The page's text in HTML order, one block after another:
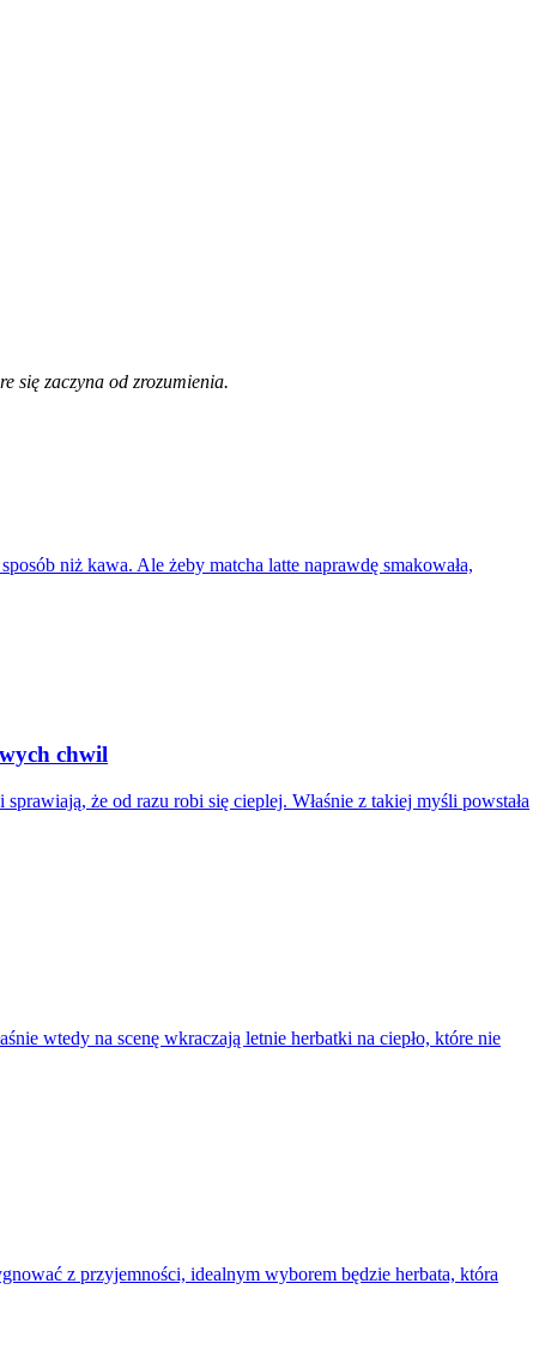
się zaczyna od zrozumienia.
niż kawa. Ale żeby matcha latte naprawdę smakowała,
chwil
że od razu robi się cieplej. Właśnie z takiej myśli powstała
wtedy na scenę wkraczają letnie herbatki na ciepło, które nie
z przyjemności, idealnym wyborem będzie herbata, która